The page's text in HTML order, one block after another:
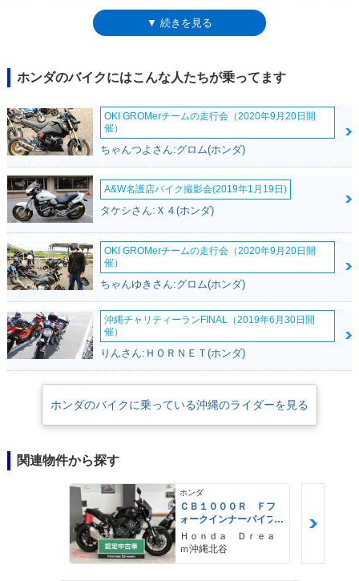
ッティングしたもので、6速ミッションのギア比も、市街地やワインディ
ングでのファンライドのためにローレシオ化されていた。アクセルワーク
は、アップ/ダウン両方に対応し、ペダル操作のみでシフトチェンジが可
能となっていた。スイングアームは片持ち式のプロアームで、これは前モ
デルと同じ形式。ヘッドライト含む全灯火類はLED化されていた。なお、
2017年ミラノショーでは、CB1000R（SC80）とともに、CB300R、
CB125Rが発表され、両車ともCB1000Rと同じデザインテイストでまとめ
られていた。日本市場へは、CB125Rが2018年3月から、CB300Rの排気量
を軽二輪規格としたCB250Rが同年5月から導入された。2021年モデルで
マイナーチェンジを受け、欧州の環境規制ユーロ5に適合するとともに、
ヘッドライトの形状が変わり、やや斜めにマウントされるようになった。
また、メーターパネルはカラー液晶になり、シート下にUSBソケットも設
けられた。同時にフライスクリーンなどを装備し、全体をブラックアウト
した「ブラックエディション」も設定された（欧州向け）。マイナーチェ
ンジ後モデルの日本での発売は2021年3月で、認定型式はこれまでの2BL-
SC80から8BL-SC80（令和2年規制対応）に変更された。
▼ 続きを見る
ホンダのバイクにはこんな人たちが乗ってます
OKI GROMerチームの走行会（2020年9月20日開
催）
ちゃんつよさん:グロム(ホンダ)
A&W名護店バイク撮影会(2019年1月19日)
タケシさん:Ｘ４(ホンダ)
OKI GROMerチームの走行会（2020年9月20日開
催）
ちゃんゆきさん:グロム(ホンダ)
沖縄チャリティーランFINAL（2019年6月30日開
催）
りんさん:ＨＯＲＮＥＴ(ホンダ)
ホンダのバイクに乗っている沖縄のライダーを見る
関連物件から探す
ホンダ
ＣＢ１０００Ｒ Ｆフ
ォークインナーパイプ
新品交換／カーボンパ
ーツ多数
Ｈｏｎｄａ Ｄｒｅａ
ｍ沖縄北谷